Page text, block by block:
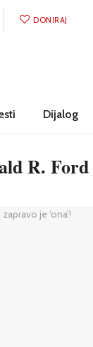
DONIRAJ
Dijalog
R. Ford